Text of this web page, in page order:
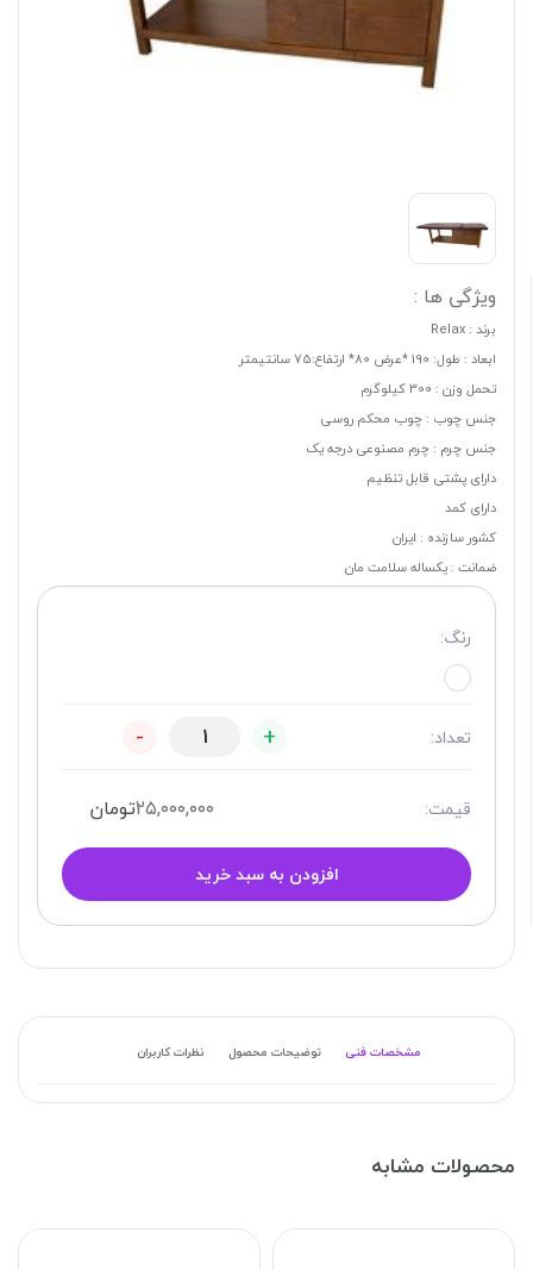
ویژگی ها :
برند : Relax
ابعاد : طول: 190 *عرض 80* ارتفاع:75 سانتیمتر
تحمل وزن : 300 کیلوگرم
جنس چوب : چوب محکم روسی
جنس چرم : چرم مصنوعی درجه یک
دارای پشتی قابل تنظیم
دارای کمد
کشور سازنده : ایران
ضمانت : یکساله سلامت مان
رنگ:
تعداد: +
-
قیمت: ۲۵,۰۰۰,۰۰۰تومان
افزودن به سبد خرید
مشخصات فنی توضیحات محصول نظرات کاربران
محصولات مشابه